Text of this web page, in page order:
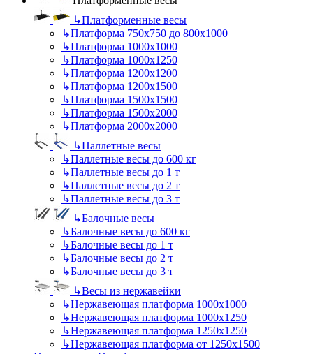
↳Платформенные весы
↳Платформа 750х750 до 800х1000
↳Платформа 1000х1000
↳Платформа 1000х1250
↳Платформа 1200х1200
↳Платформа 1200х1500
↳Платформа 1500х1500
↳Платформа 1500х2000
↳Платформа 2000х2000
↳Паллетные весы
↳Паллетные весы до 600 кг
↳Паллетные весы до 1 т
↳Паллетные весы до 2 т
↳Паллетные весы до 3 т
↳Балочные весы
↳Балочные весы до 600 кг
↳Балочные весы до 1 т
↳Балочные весы до 2 т
↳Балочные весы до 3 т
↳Весы из нержавейки
↳Нержавеющая платформа 1000х1000
↳Нержавеющая платформа 1000х1250
↳Нержавеющая платформа 1250х1250
↳Нержавеющая платформа от 1250х1500